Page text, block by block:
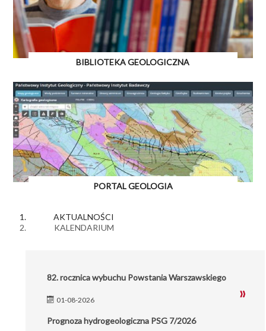
BIBLIOTEKA GEOLOGICZNA
PORTAL GEOLOGIA
AKTUALNOŚCI
KALENDARIUM
82. rocznica wybuchu Powstania Warszawskiego
01-08-2026
Prognoza hydrogeologiczna PSG 7/2026